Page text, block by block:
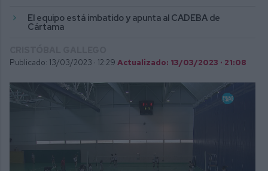
El equipo está imbatido y apunta al CADEBA de
Cártama
Publicado: 13/03/2023 · 12:29 Actualizado: 13/03/2023 · 21:08